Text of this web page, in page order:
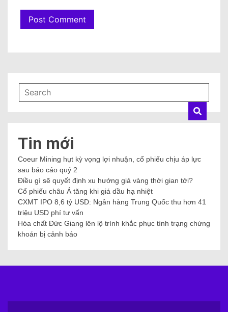
Tin mới
Coeur Mining hụt kỳ vọng lợi nhuận, cổ phiếu chịu áp lực
sau báo cáo quý 2
Điều gì sẽ quyết định xu hướng giá vàng thời gian tới?
Cổ phiếu châu Á tăng khi giá dầu hạ nhiệt
CXMT IPO 8,6 tỷ USD: Ngân hàng Trung Quốc thu hơn 41
triệu USD phí tư vấn
Hóa chất Đức Giang lên lộ trình khắc phục tình trạng chứng
khoán bị cảnh báo